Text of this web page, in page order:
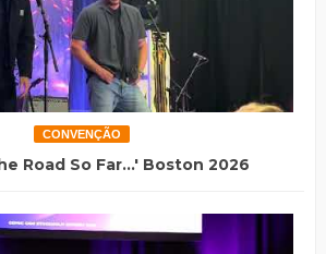
CONVENÇÃO
Road So Far...' Boston 2026